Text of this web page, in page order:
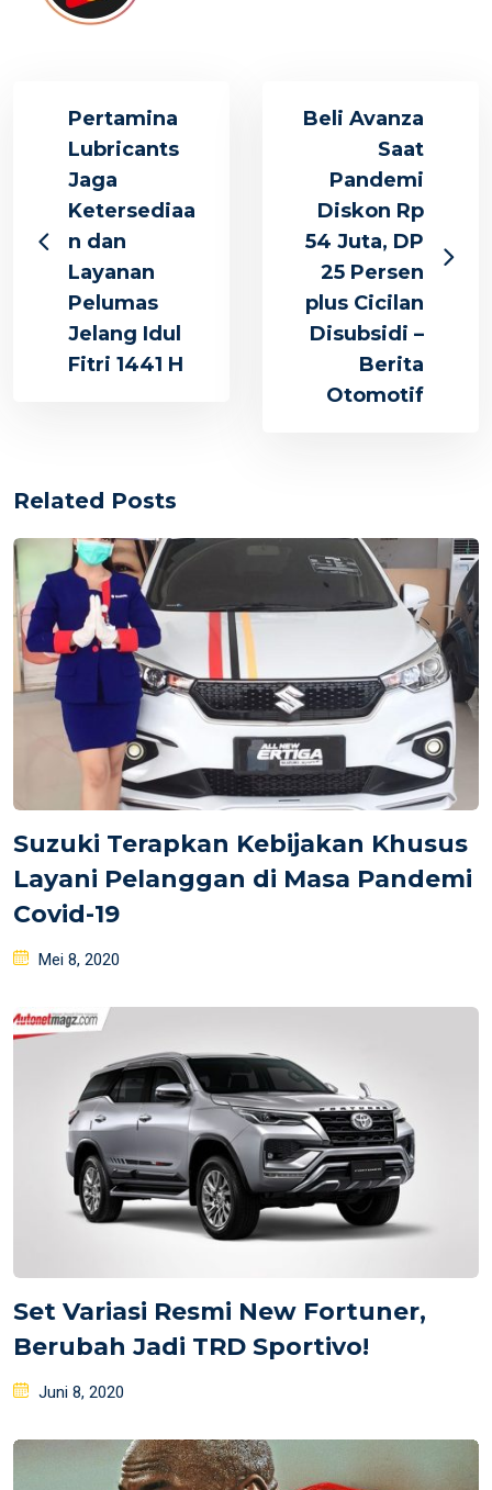
Pertamina
Lubricants
Jaga
Ketersediaa
n dan
Layanan
Pelumas
Jelang Idul
Fitri 1441 H
Beli Avanza
Saat
Pandemi
Diskon Rp
54 Juta, DP
25 Persen
plus Cicilan
Disubsidi –
Berita
Otomotif
Related Posts
Suzuki Terapkan Kebijakan Khusus
Layani Pelanggan di Masa Pandemi
Covid-19
Posted
Mei 8, 2020
Set Variasi Resmi New Fortuner,
Berubah Jadi TRD Sportivo!
Posted
Juni 8, 2020